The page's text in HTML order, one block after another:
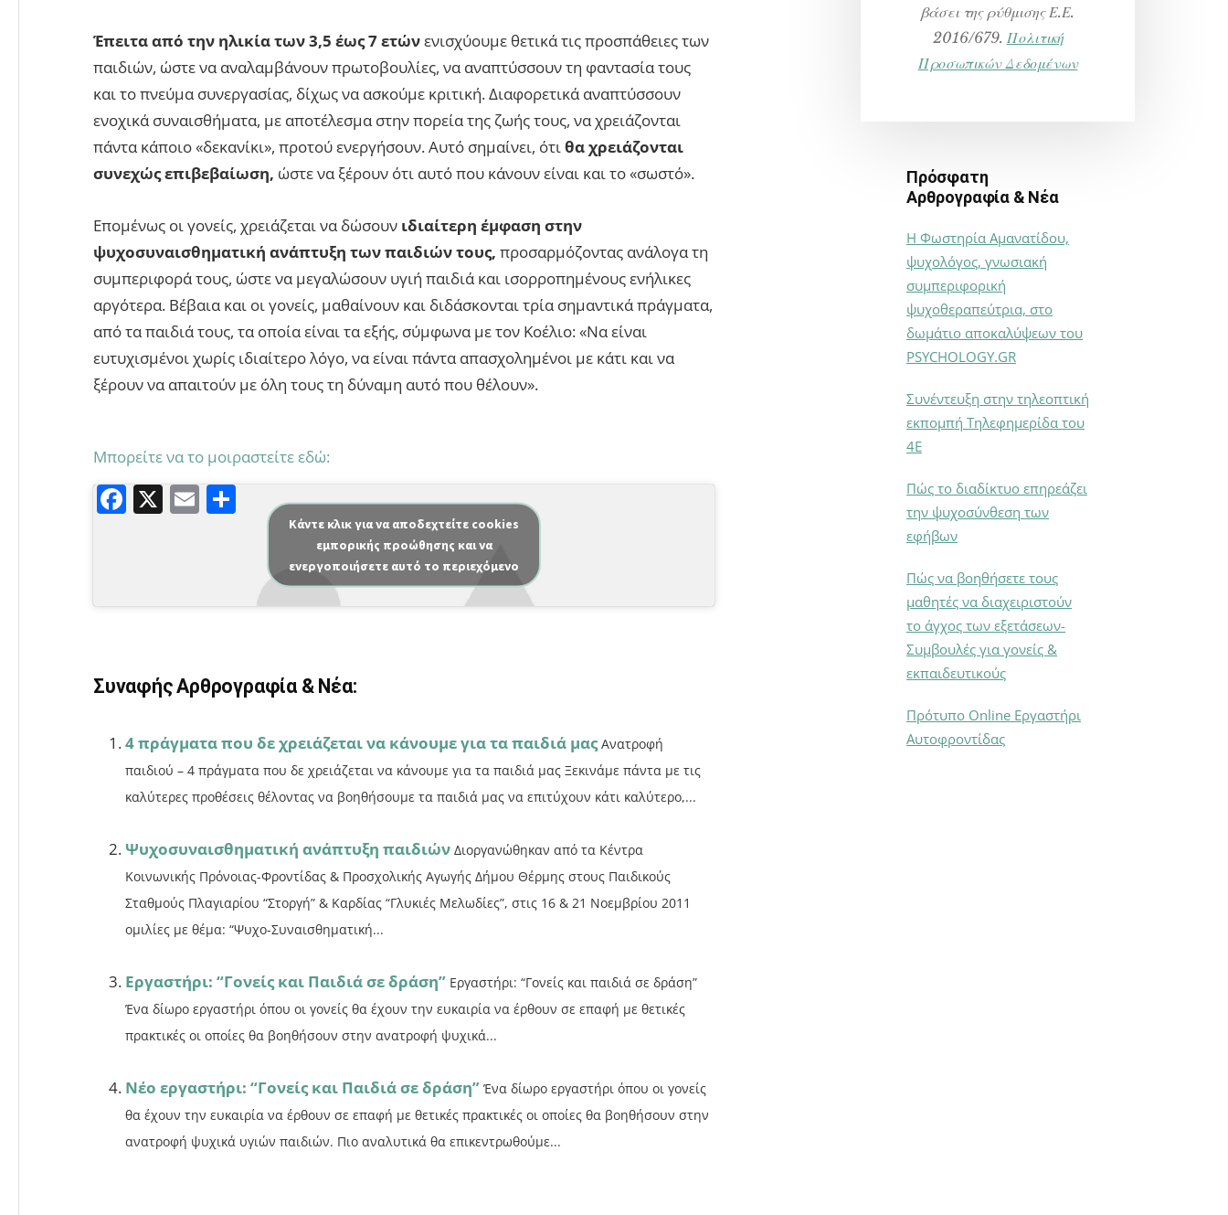
Έπειτα από την ηλικία των 3,5 έως 7 ετώνενισχύουμε θετικά τις προσπάθειες των
παιδιών, ώστε να αναλαμβάνουν πρωτοβουλίες, να αναπτύσσουν τη φαντασία τους
και το πνεύμα συνεργασίας, δίχως να ασκούμε κριτική. Διαφορετικά αναπτύσσουν
ενοχικά συναισθήματα, με αποτέλεσμα στην πορεία της ζωής τους, να χρειάζονται
πάντα κάποιο «δεκανίκι», προτού ενεργήσουν. Αυτό σημαίνει, ότιθα χρειάζονται
συνεχώς επιβεβαίωση, ώστε να ξέρουν ότι αυτό που κάνουν είναι και το «σωστό».
Επομένως οι γονείς, χρειάζεται να δώσουν ιδιαίτερη έμφαση στην
ψυχοσυναισθηματική ανάπτυξη των παιδιών τους, προσαρμόζοντας ανάλογα τη
συμπεριφορά τους, ώστε να μεγαλώσουν υγιή παιδιά και ισορροπημένους ενήλικες
αργότερα. Βέβαια και οι γονείς, μαθαίνουν και διδάσκονται τρία σημαντικά πράγματα,
από τα παιδιά τους, τα οποία είναι τα εξής, σύμφωνα με τον Κοέλιο: «Να είναι
ευτυχισμένοι χωρίς ιδιαίτερο λόγο, να είναι πάντα απασχολημένοι με κάτι και να
ξέρουν να απαιτούν με όλη τους τη δύναμη αυτό που θέλουν».
Μπορείτε να το μοιραστείτε εδώ:
F
b
o
k
X E
σ
ίτ
ε
Κάντε κλικ για να αποδεχτείτε cookies
εμπορικής προώθησης και να
ενεργοποιήσετε αυτό το περιεχόμενο
Συναφής Αρθρογραφία & Νέα:
4 πράγματα που δε χρειάζεται να κάνουμε για τα παιδιά μας Ανατροφή
παιδιού – 4 πράγματα που δε χρειάζεται να κάνουμε για τα παιδιά μας Ξεκινάμε πάντα με τις
καλύτερες προθέσεις θέλοντας να βοηθήσουμε τα παιδιά μας να επιτύχουν κάτι καλύτερο,...
Ψυχοσυναισθηματική ανάπτυξη παιδιών Διοργανώθηκαν από τα Κέντρα
Κοινωνικής Πρόνοιας-Φροντίδας & Προσχολικής Αγωγής Δήμου Θέρμης στους Παιδικούς
Σταθμούς Πλαγιαρίου “Στοργή” & Καρδίας “Γλυκιές Μελωδίες”, στις 16 & 21 Νοεμβρίου 2011
ομιλίες με θέμα: “Ψυχο-Συναισθηματική...
Εργαστήρι: “Γονείς και Παιδιά σε δράση” Εργαστήρι: “Γονείς και παιδιά σε δράση”
Ένα δίωρο εργαστήρι όπου οι γονείς θα έχουν την ευκαιρία να έρθουν σε επαφή με θετικές
πρακτικές οι οποίες θα βοηθήσουν στην ανατροφή ψυχικά...
Νέο εργαστήρι: “Γονείς και Παιδιά σε δράση” Ένα δίωρο εργαστήρι όπου οι γονείς
θα έχουν την ευκαιρία να έρθουν σε επαφή με θετικές πρακτικές οι οποίες θα βοηθήσουν στην
ανατροφή ψυχικά υγιών παιδιών. Πιο αναλυτικά θα επικεντρωθούμε...
βάσει της ρύθμισης Ε.Ε.
2016/679. Πολιτική
Προσωπικών Δεδομένων
Πρόσφατη
Αρθρογραφία & Νέα
Η Φωστηρία Αμανατίδου,
ψυχολόγος, γνωσιακή
συμπεριφορική
ψυχοθεραπεύτρια, στο
δωμάτιο αποκαλύψεων του
PSYCHOLOGY.GR
Συνέντευξη στην τηλεοπτική
εκπομπή Τηλεφημερίδα του
4Ε
Πώς το διαδίκτυο επηρεάζει
την ψυχοσύνθεση των
εφήβων
Πώς να βοηθήσετε τους
μαθητές να διαχειριστούν
το άγχος των εξετάσεων-
Συμβουλές για γονείς &
εκπαιδευτικούς
Πρότυπο Online Εργαστήρι
Αυτοφροντίδας